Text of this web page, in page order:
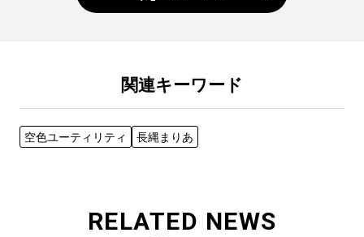
関連キーワード
空色ユーティリティ 長縄まりあ
RELATED NEWS